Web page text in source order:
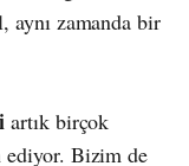
aynı zamanda bir
artık birçok
ediyor. Bizim de